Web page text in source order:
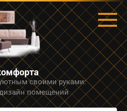
своими руками:
помещений